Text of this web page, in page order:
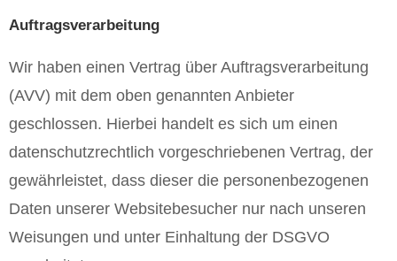
Auftragsverarbeitung
Wir haben einen Vertrag über Auftragsverarbeitung
(AVV) mit dem oben genannten Anbieter
geschlossen. Hierbei handelt es sich um einen
datenschutzrechtlich vorgeschriebenen Vertrag, der
gewährleistet, dass dieser die personenbezogenen
Daten unserer Websitebesucher nur nach unseren
Weisungen und unter Einhaltung der DSGVO